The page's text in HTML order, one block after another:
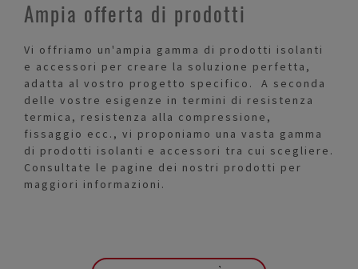
Ampia offerta di prodotti
Vi offriamo un'ampia gamma di prodotti isolanti
e accessori per creare la soluzione perfetta,
adatta al vostro progetto specifico. A seconda
delle vostre esigenze in termini di resistenza
termica, resistenza alla compressione,
fissaggio ecc., vi proponiamo una vasta gamma
di prodotti isolanti e accessori tra cui scegliere.
Consultate le pagine dei nostri prodotti per
maggiori informazioni.